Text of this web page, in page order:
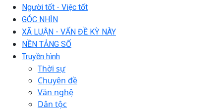
Người tốt - Việc tốt
GÓC NHÌN
XÃ LUẬN - VẤN ĐỀ KỲ NÀY
NỀN TẢNG SỐ
Truyền hình
Thời sự
Chuyên đề
Văn nghệ
Dân tộc